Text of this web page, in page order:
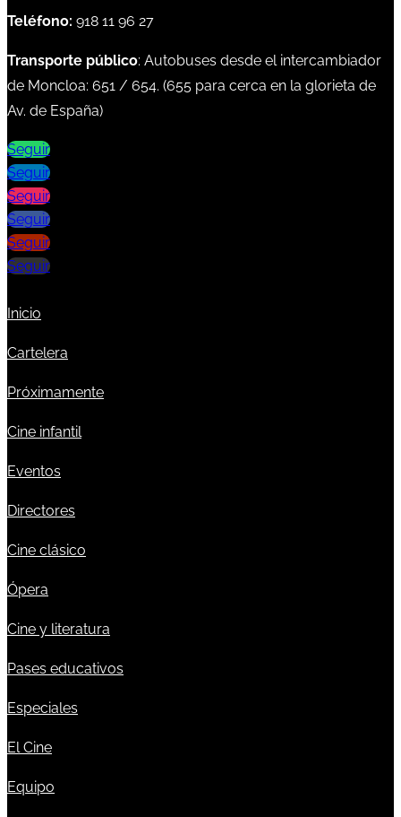
Teléfono: 918 11 96 27
Transporte público: Autobuses desde el intercambiador
de Moncloa: 651 / 654. (655 para cerca en la glorieta de
Av. de España)
Seguir
Seguir
Seguir
Seguir
Seguir
Seguir
Inicio
Cartelera
Próximamente
Cine infantil
Eventos
Directores
Cine clásico
Ópera
Cine y literatura
Pases educativos
Especiales
El Cine
Equipo